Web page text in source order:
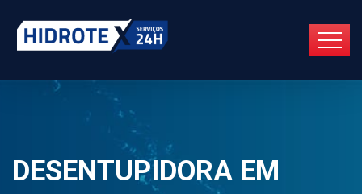
DESENTUPIDORA EM